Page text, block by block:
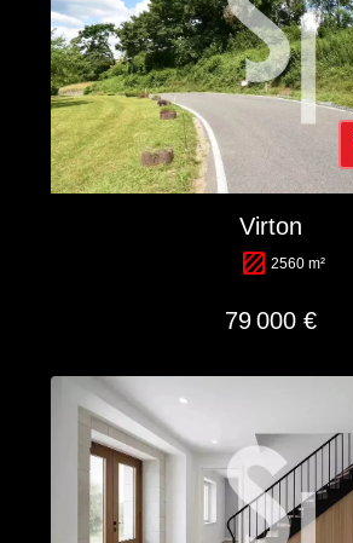
Virton
2560 m²
79 000 €